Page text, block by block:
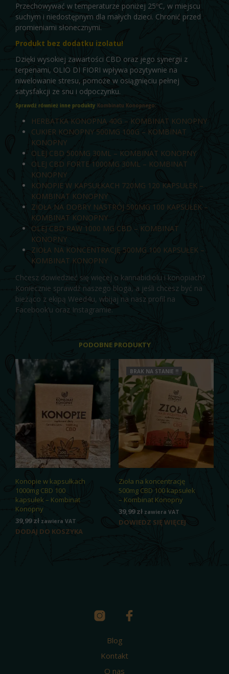
Przechowywać w temperaturze poniżej 25ºC, w miejscu
suchym i niedostępnym dla małych dzieci. Chronić przed
promieniami słonecznymi.
Produkt bez dodatku izolatu!
Dzięki wysokiej zawartości CBD oraz jego synergii z
terpenami, OLIO DI FIORI wpływa pozytywnie na
niwelowanie stresu, pomoże w osiągnięciu pełnej
satysfakcji ze snu i odpoczynku.
Sprawdź również inne produkty Kombinatu Konopnego:
HERBATKA KONOPNA 40G – KOMBINAT KONOPNY
CUKIER KONOPNY 500MG 100G – KOMBINAT
KONOPNY
OLEJ CBD 500MG 30ML – KOMBINAT KONOPNY
OLEJ CBD FORTE 1000MG 30ML – KOMBINAT
KONOPNY
KONOPIE W KAPSUŁKACH 720MG 120 KAPSUŁEK –
KOMBINAT KONOPNY
ZIOŁA NA DOBRY NASTRÓJ 500MG 100 KAPSUŁEK –
KOMBINAT KONOPNY
OLEJ CBD RAW 1000 MG CBD – KOMBINAT
KONOPNY
ZIOŁA NA KONCENTRACJĘ 500MG 100 KAPSUŁEK –
KOMBINAT KONOPNY
Chcesz dowiedzieć się więcej o kannabidiolu i konopiach?
Koniecznie sprawdź naszego bloga, a jeśli chcesz być na
bieżąco z ekipą Weed4u, wbijaj na nasz profil na
Facebook’u oraz Instagramie.
PODOBNE PRODUKTY
Konopie w kapsułkach
1000mg CBD 100
kapsułek – Kombinat
Konopny
39,99zł zawiera VAT
DODAJ DO KOSZYKA
BRAK NA STANIE !!
Zioła na koncentrację
500mg CBD 100 kapsułek
– Kombinat Konopny
39,99zł zawiera VAT
DOWIEDZ SIĘ WIĘCEJ
Blog
Kontakt
O nas